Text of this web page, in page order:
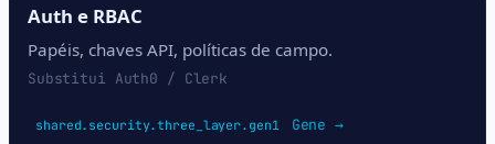
Auth e RBAC
Papéis, chaves API, políticas de campo.
Substitui Auth0 / Clerk
shared.security.three_layer.gen1 Gene →